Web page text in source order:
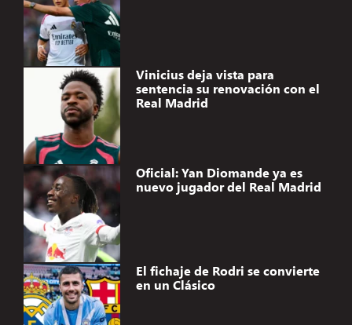
Vinicius deja vista para
sentencia su renovación con el
Real Madrid
Oficial: Yan Diomande ya es
nuevo jugador del Real Madrid
El fichaje de Rodri se convierte
en un Clásico